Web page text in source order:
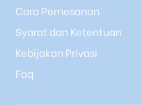
Cara Pemesanan
Syarat dan Ketentuan
Kebijakan Privasi
Faq